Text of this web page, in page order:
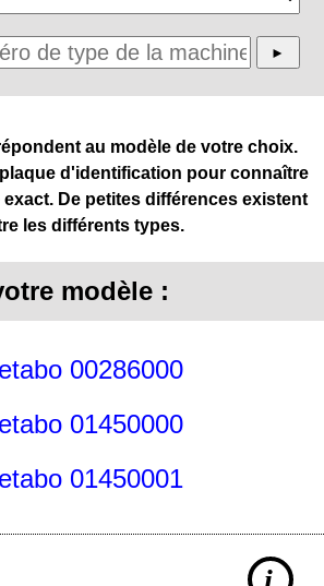
au modèle de votre choix.
d'identification pour connaître
exact. De petites différences existent
les différents types.
modèle :
00286000
01450000
01450001